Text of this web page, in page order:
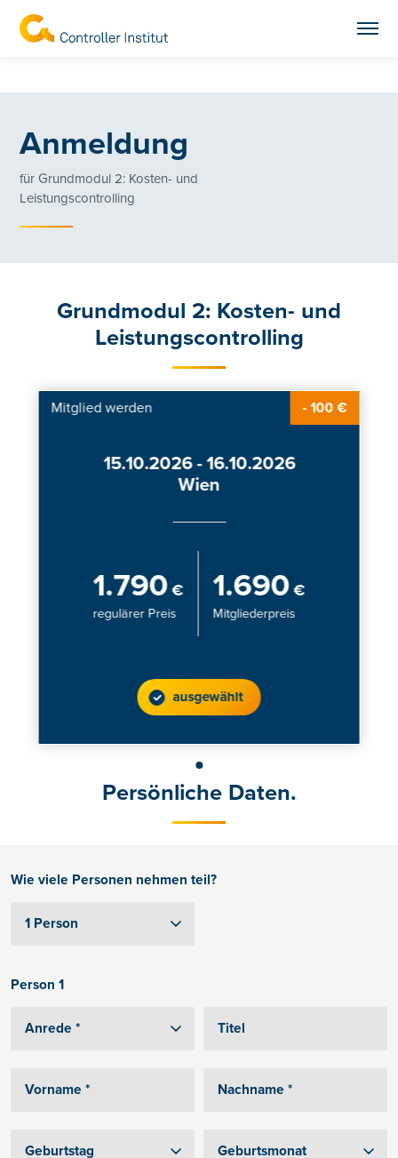
Anmeldung
für Grundmodul 2: Kosten- und
Leistungscontrolling
Grundmodul 2: Kosten- und
Leistungscontrolling
Mitglied werden - 100 €
15.10.2026 - 16.10.2026
Wien
1.790 €
regulärer Preis
1.690 €
Mitgliederpreis
ausgewählt
Persönliche Daten.
Wie viele Personen nehmen teil?
Person 1